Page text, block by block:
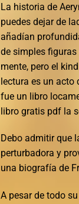
La historia de
puedes dejar de
añadían
de simples
mente, pero el
lectura es un acto
fue un libro
libro gratis pdf la
Debo admitir que
perturbadora y
una biografía de
A pesar de todo